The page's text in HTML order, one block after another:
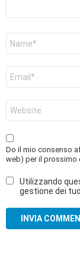
web
Do il mio consenso
web) per il prossimo
Utilizzando
gestione dei